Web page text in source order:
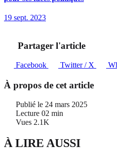
19 sept. 2023
Partager l'article
Facebook Twitter / X
À propos de cet article
Publié le 24 mars 2025
Lecture 02 min
Vues 2.1K
À LIRE AUSSI